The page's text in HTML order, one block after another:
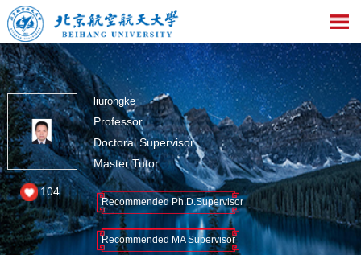
liurongke
Professor
Doctoral Supervisor
Master Tutor
Recommended Ph.D.Supervisor
Recommended MA Supervisor
104